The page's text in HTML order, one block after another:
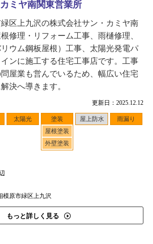
更新日：2025.12.12
太陽光
塗装
屋根塗装
外壁塗装
屋上防水 雨漏り
模原市緑区上九沢
もっと詳しく見る
ミヤ南関東営業所
区上九沢の株式会社サン・カミヤ南
修理・リフォーム工事、雨樋修理、
ウム鋼板屋根）工事、太陽光発電パ
ンに施工する住宅工事店です。工事
屋業も営んでいるため、幅広い住宅
決へ導きます。